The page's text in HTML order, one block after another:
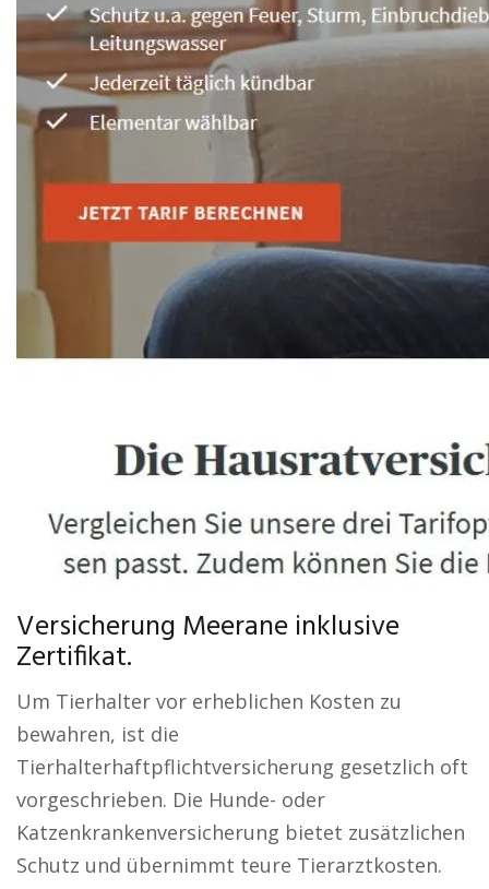
Versicherung Meerane inklusive
Zertifikat.
Um Tierhalter vor erheblichen Kosten zu
bewahren, ist die
Tierhalterhaftpflichtversicherung gesetzlich oft
vorgeschrieben. Die Hunde- oder
Katzenkrankenversicherung bietet zusätzlichen
Schutz und übernimmt teure Tierarztkosten.